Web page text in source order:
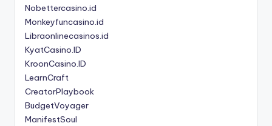
Nobettercasino.id
Monkeyfuncasino.id
Libraonlinecasinos.id
KyatCasino.ID
KroonCasino.ID
LearnCraft
CreatorPlaybook
BudgetVoyager
ManifestSoul